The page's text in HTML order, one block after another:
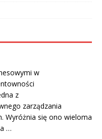
w
z
zarządzania
Wyróżnia się ono wieloma
…